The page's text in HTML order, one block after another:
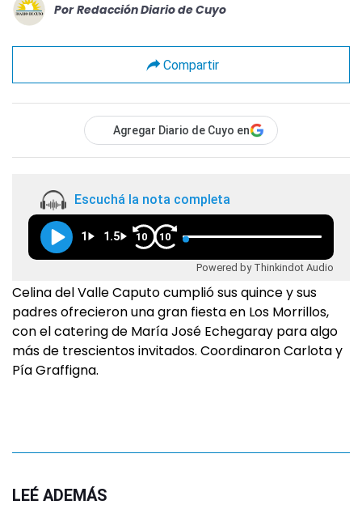
Por Redacción Diario de Cuyo
Compartir
Agregar Diario de Cuyo en
Escuchá la nota completa
1 1.5 10 10
Powered by Thinkindot Audio
Celina del Valle Caputo cumplió sus quince y sus
padres ofrecieron una gran fiesta en Los Morrillos,
con el catering de María José Echegaray para algo
más de trescientos invitados. Coordinaron Carlota y
Pía Graffigna.
LEÉ ADEMÁS